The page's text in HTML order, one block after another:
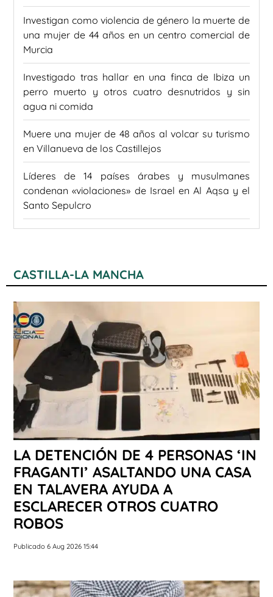
Investigan como violencia de género la muerte de
una mujer de 44 años en un centro comercial de
Murcia
Investigado tras hallar en una finca de Ibiza un
perro muerto y otros cuatro desnutridos y sin
agua ni comida
Muere una mujer de 48 años al volcar su turismo
en Villanueva de los Castillejos
Líderes de 14 países árabes y musulmanes
condenan «violaciones» de Israel en Al Aqsa y el
Santo Sepulcro
CASTILLA-LA MANCHA
LA DETENCIÓN DE 4 PERSONAS ‘IN
FRAGANTI’ ASALTANDO UNA CASA
EN TALAVERA AYUDA A
ESCLARECER OTROS CUATRO
ROBOS
Publicado 6 Aug 2026 15:44